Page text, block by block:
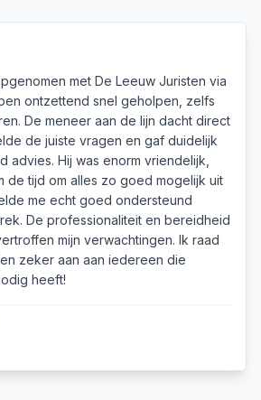
met De Leeuw Juristen via
ontzettend snel geholpen, zelfs
De meneer aan de lijn dacht direct
de juiste vragen en gaf duidelijk
advies. Hij was enorm vriendelijk,
de tijd om alles zo goed mogelijk uit
me echt goed ondersteund
De professionaliteit en bereidheid
mijn verwachtingen. Ik raad
zeker aan aan iedereen die
heeft!